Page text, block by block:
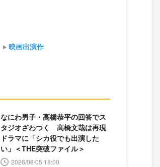
映画出演作
なにわ男子・高橋恭平の回答でス
タジオざわつく 高橋文哉は再現
ドラマに「シカ役でも出演した
い」＜THE突破ファイル＞
2026/08/05 18:00